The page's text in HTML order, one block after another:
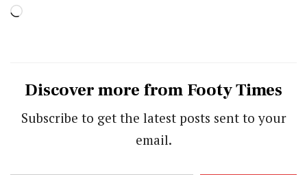
Loading…
Discover more from Footy Times
Subscribe to get the latest posts sent to your
email.